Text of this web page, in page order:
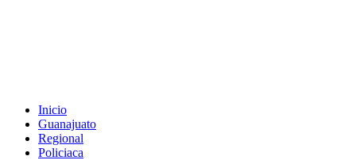
Inicio
Guanajuato
Regional
Policiaca